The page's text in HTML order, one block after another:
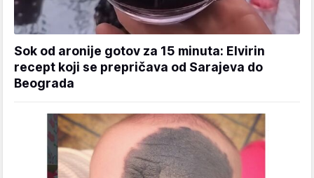
Sok od aronije gotov za 15 minuta: Elvirin
recept koji se prepričava od Sarajeva do
Beograda